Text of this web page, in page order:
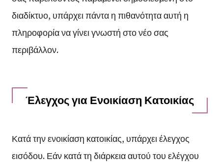
διαδίκτυο, υπάρχει πάντα η πιθανότητα αυτή η
πληροφορία να γίνει γνωστή στο νέο σας
περιβάλλον.
Έλεγχος για Ενοικίαση Κατοικίας
Κατά την ενοικίαση κατοικίας, υπάρχει έλεγχος
εισόδου. Εάν κατά τη διάρκεια αυτού του ελέγχου